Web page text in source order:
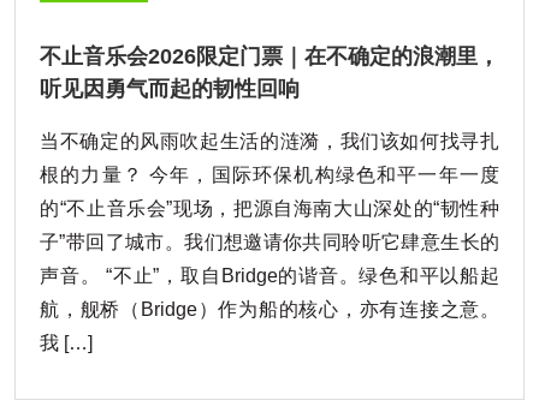
不止音乐会2026限定门票｜在不确定的浪潮里，
听见因勇气而起的韧性回响
当不确定的风雨吹起生活的涟漪，我们该如何找寻扎
根的力量？ 今年，国际环保机构绿色和平一年一度
的“不止音乐会”现场，把源自海南大山深处的“韧性种
子”带回了城市。我们想邀请你共同聆听它肆意生长的
声音。 “不止”，取自Bridge的谐音。绿色和平以船起
航，舰桥（Bridge）作为船的核心，亦有连接之意。
我 […]